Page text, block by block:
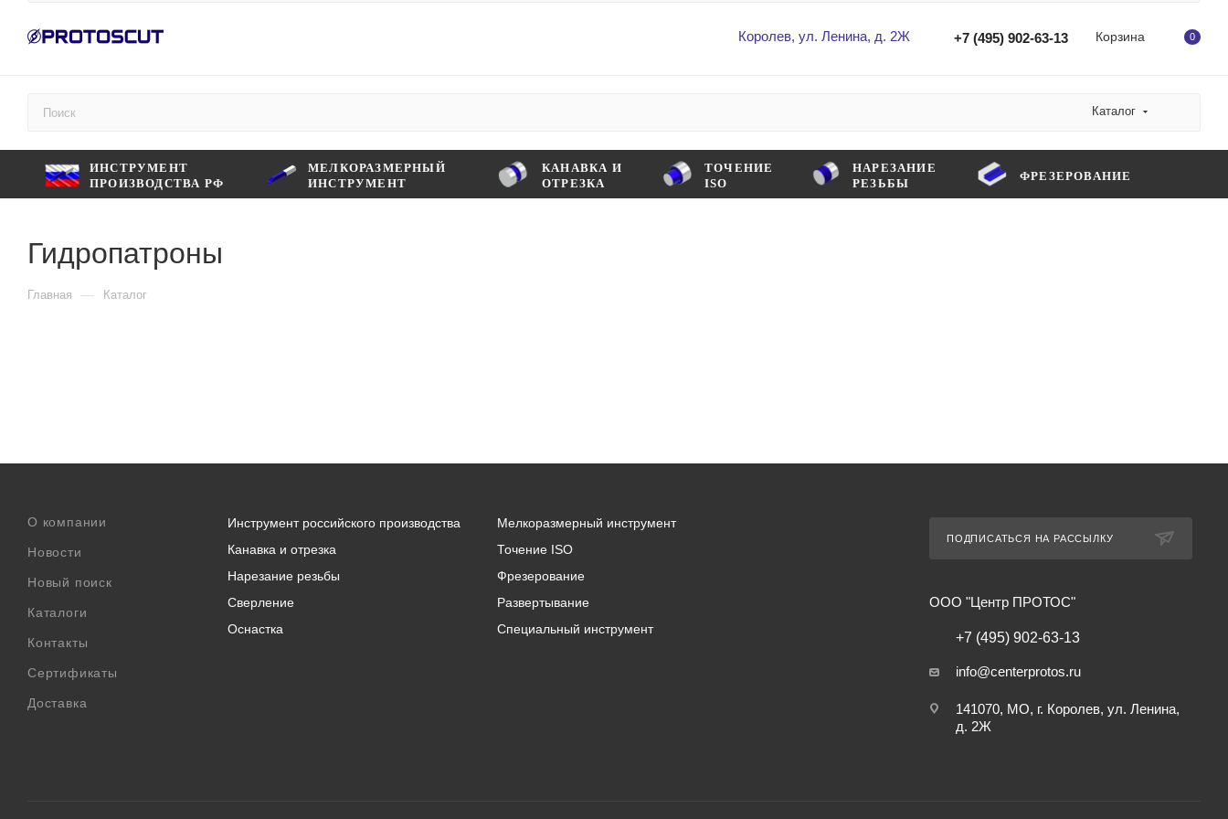
Королев, ул. Ленина, д. 2Ж +7 (495) 902-63-13 Корзина 0
Каталог
ИНСТРУМЕНТ
ПРОИЗВОДСТВА РФ
МЕЛКОРАЗМЕРНЫЙ
ИНСТРУМЕНТ
КАНАВКА И
ОТРЕЗКА
ТОЧЕНИЕ
ISO
НАРЕЗАНИЕ
РЕЗЬБЫ
ФРЕЗЕРОВАНИЕ
Гидропатроны
Главная — Каталог
О компании
Новости
Новый поиск
Каталоги
Контакты
Сертификаты
Доставка
Инструмент российского производства
Мелкоразмерный инструмент
Канавка и отрезка
Точение ISO
Нарезание резьбы
Фрезерование
Сверление
Развертывание
Оснастка
Специальный инструмент
ПОДПИСАТЬСЯ НА РАССЫЛКУ
ООО "Центр ПРОТОС"
+7 (495) 902-63-13
info@centerprotos.ru
141070, МО, г. Королев, ул. Ленина,
д. 2Ж